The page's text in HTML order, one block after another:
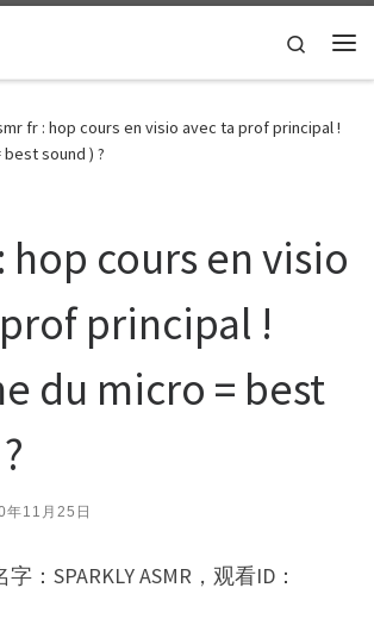
Search
fr : hop cours en visio avec ta prof principal !
sound ) ?
hop cours en visio
principal !
du micro = best
年11月25日
：SPARKLY ASMR，观看ID：